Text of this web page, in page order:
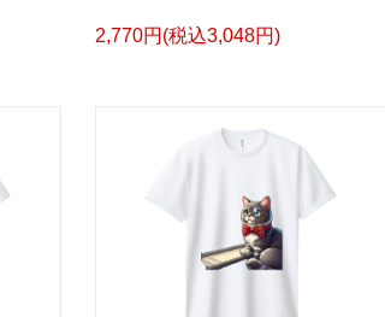
2,770円(税込3,048円)